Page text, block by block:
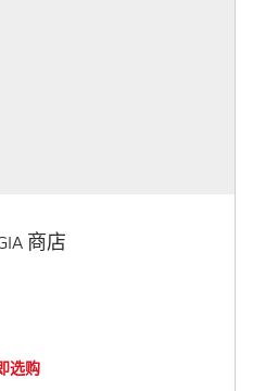
商店
选购